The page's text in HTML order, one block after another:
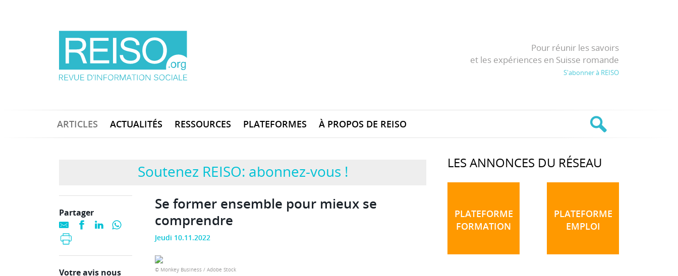
Pour réunir les savoirs
et les expériences en Suisse romande
S'abonner à REISO
ARTICLES ACTUALITÉS RESSOURCES PLATEFORMES À PROPOS DE REISO
Soutenez REISO: abonnez-vous !
Se former ensemble pour mieux se
comprendre
Jeudi 10.11.2022
© Monkey Business / Adobe Stock
Partager
Votre avis nous
LES ANNONCES DU RÉSEAU
PLATEFORME
FORMATION
PLATEFORME
EMPLOI